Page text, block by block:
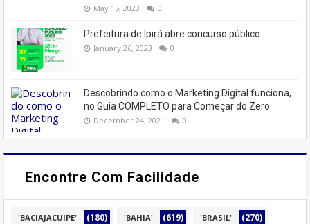
May 15, 2023 0
Prefeitura de Ipirá abre concurso público
January 26, 2023 0
Descobrindo como o Marketing Digital funciona,
no Guia COMPLETO para Começar do Zero
December 24, 2021 0
Encontre Com Facilidade
'BACIAJACUIPE' (180) 'BAHIA' (619) 'BRASIL' (270)